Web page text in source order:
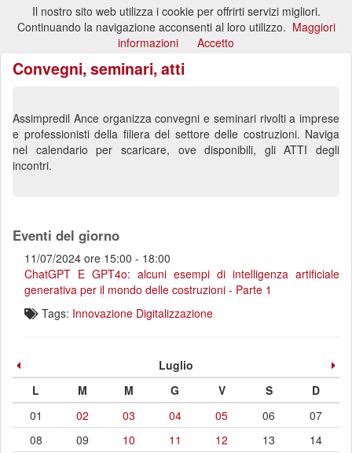
Convegni, seminari, atti
Assimpredil Ance organizza convegni e seminari rivolti a imprese
e professionisti della filiera del settore delle costruzioni. Naviga
nel calendario per scaricare, ove disponibili, gli ATTI degli
incontri.
Eventi del giorno
11/07/2024 ore 15:00 - 18:00
ChatGPT E GPT4o: alcuni esempi di intelligenza artificiale
generativa per il mondo delle costruzioni - Parte 1
Tags: Innovazione Digitalizzazione
Luglio
L
M M G V S
D
01
02 03 04 05 06
07
08
09 10 11 12 13
14
Il nostro sito web utilizza i cookie per offrirti servizi migliori.
Continuando la navigazione acconsenti al loro utilizzo. Maggiori
informazioni
Accetto